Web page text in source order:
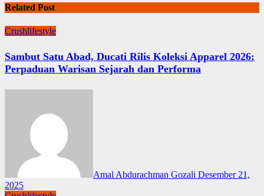
Related Post
Crushlifestyle
Sambut Satu Abad, Ducati Rilis Koleksi Apparel 2026:
Perpaduan Warisan Sejarah dan Performa
Amal Abdurachman Gozali Desember 21,
2025